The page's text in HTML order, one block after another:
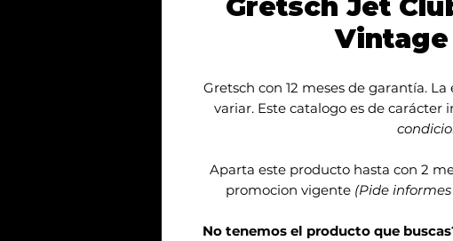
Gretsch Jet
Gretsch con 12 meses de garantía.
variar. Este catalogo es de carácter
Aparta este producto hasta con 2
promocion vigente (Pide
No tenemos el producto que